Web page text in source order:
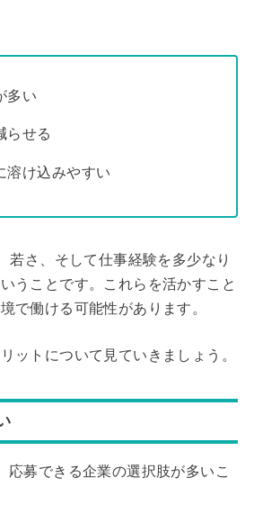
多い
らせる
溶け込みやすい
若さ、そして仕事経験を多少なり
うことです。これらを活かすこと
で働ける可能性があります。
ットについて見ていきましょう。
応募できる企業の選択肢が多いこ